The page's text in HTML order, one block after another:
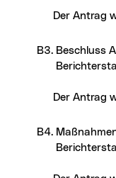
Der Antrag
B3. Beschluss
Der Antrag
B4.